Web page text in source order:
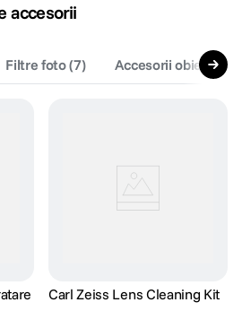
accesorii
Filtre foto(7) Accesorii obiective
Carl Zeiss Lens Cleaning Kit